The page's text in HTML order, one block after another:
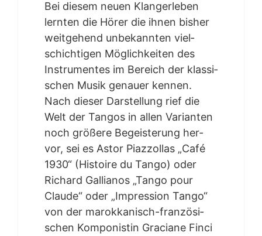
Bei die­sem neu­en Klanger­le­ben
lern­ten die Hörer die ihnen bis­her
weit­ge­hend unbe­kann­ten viel­
schich­ti­gen Mög­lich­kei­ten des
Instru­men­tes im Bereich der klas­si­
schen Musik genau­er ken­nen.
Nach die­ser Dar­stel­lung rief die
Welt der Tan­gos in allen Vari­an­ten
noch grö­ße­re Begeis­te­rung her­
vor, sei es Astor Piaz­zoll­as „Café
1930“ (His­toire du Tan­go) oder
Richard Gal­lia­nos „Tan­go pour
Clau­de“ oder „Impres­si­on Tan­go“
von der marok­ka­nisch-fran­zö­si­
schen Kom­po­nis­tin Gra­cia­ne Fin­ci